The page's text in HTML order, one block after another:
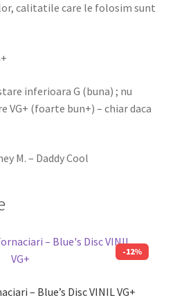
calitatile care le folosim sunt
inferioara G (buna) ; nu
(foarte bun+) – chiar daca
M. – Daddy Cool
-12%
Zucchero Sugar Fornaciari – Blue’s Disc VINIL VG+